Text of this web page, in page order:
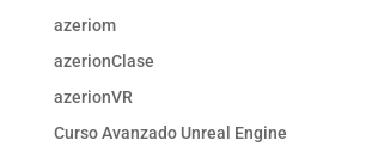
azeriom
azerionClase
azerionVR
Curso Avanzado Unreal Engine